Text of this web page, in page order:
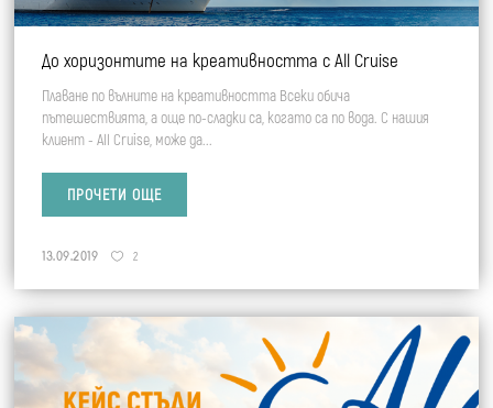
До хоризонтите на креативността с All Cruise
Плаване по вълните на креативността Всеки обича
пътешествията, а още по-сладки са, когато са по вода. С нашия
клиент - All Cruise, може да...
ПРОЧЕТИ ОЩЕ
13.09.2019 2